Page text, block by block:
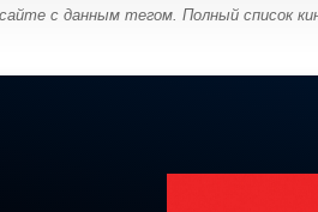
с данным тегом. Полный список